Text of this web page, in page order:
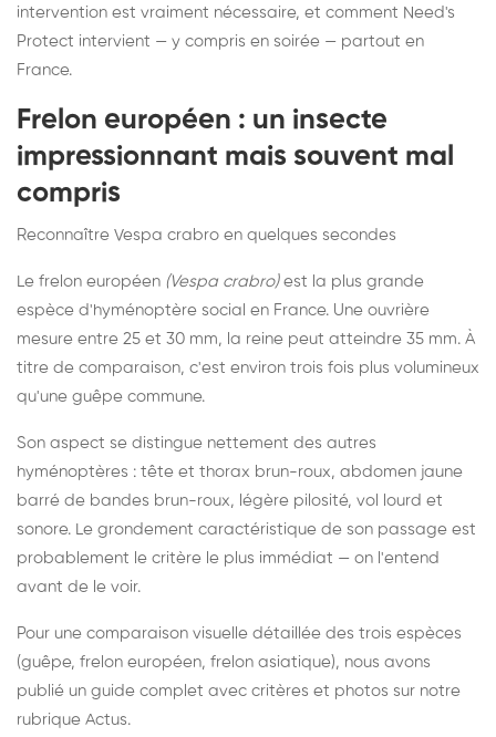
intervention est vraiment nécessaire, et comment Need's
Protect intervient — y compris en soirée — partout en
France.
Frelon européen : un insecte
impressionnant mais souvent mal
compris
Reconnaître Vespa crabro en quelques secondes
Le frelon européen (Vespa crabro)est la plus grande
espèce d'hyménoptère social en France. Une ouvrière
mesure entre 25 et 30 mm, la reine peut atteindre 35 mm. À
titre de comparaison, c'est environ trois fois plus volumineux
qu'une guêpe commune.
Son aspect se distingue nettement des autres
hyménoptères : tête et thorax brun-roux, abdomen jaune
barré de bandes brun-roux, légère pilosité, vol lourd et
sonore. Le grondement caractéristique de son passage est
probablement le critère le plus immédiat — on l'entend
avant de le voir.
Pour une comparaison visuelle détaillée des trois espèces
(guêpe, frelon européen, frelon asiatique), nous avons
publié un guide complet avec critères et photos sur notre
rubrique Actus.